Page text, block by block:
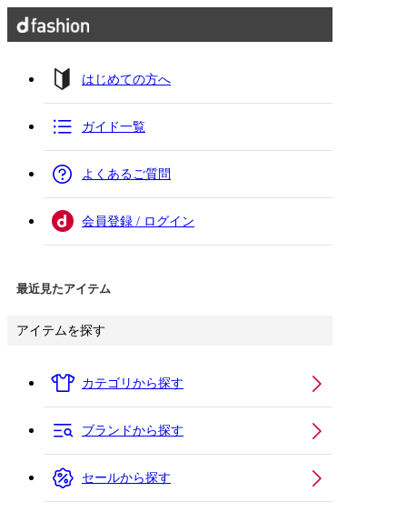
はじめての方へ
ガイド一覧
よくあるご質問
会員登録 / ログイン
最近見たアイテム
アイテムを探す
カテゴリから探す
ブランドから探す
セールから探す